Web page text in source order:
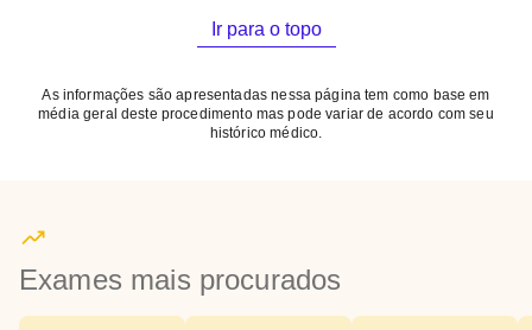
Ir para o topo
As informações são apresentadas nessa página tem como base em
média geral deste procedimento mas pode variar de acordo com seu
histórico médico.
Exames mais procurados